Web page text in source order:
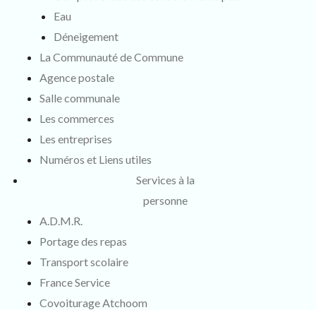
Eau
Déneigement
La Communauté de Commune
Agence postale
Salle communale
Les commerces
Les entreprises
Numéros et Liens utiles
Services à la
personne
A.D.M.R.
Portage des repas
Transport scolaire
France Service
Covoiturage Atchoom